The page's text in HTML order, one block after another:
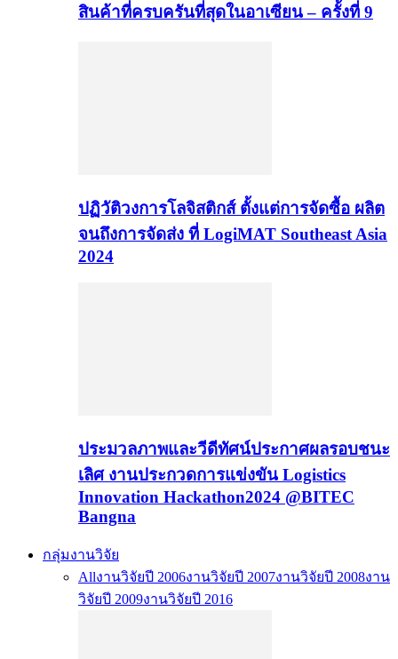
สินค้าที่ครบครันที่สุดในอาเซียน – ครั้งที่ 9
ปฏิวัติวงการโลจิสติกส์ ตั้งแต่การจัดซื้อ ผลิต
จนถึงการจัดส่ง ที่ LogiMAT Southeast Asia
2024
ประมวลภาพและวีดีทัศน์ประกาศผลรอบชนะ
เลิศ งานประกวดการแข่งขัน Logistics
Innovation Hackathon2024 @BITEC
Bangna
กลุ่มงานวิจัย
Allงานวิจัยปี 2006งานวิจัยปี 2007งานวิจัยปี 2008งาน
วิจัยปี 2009งานวิจัยปี 2016